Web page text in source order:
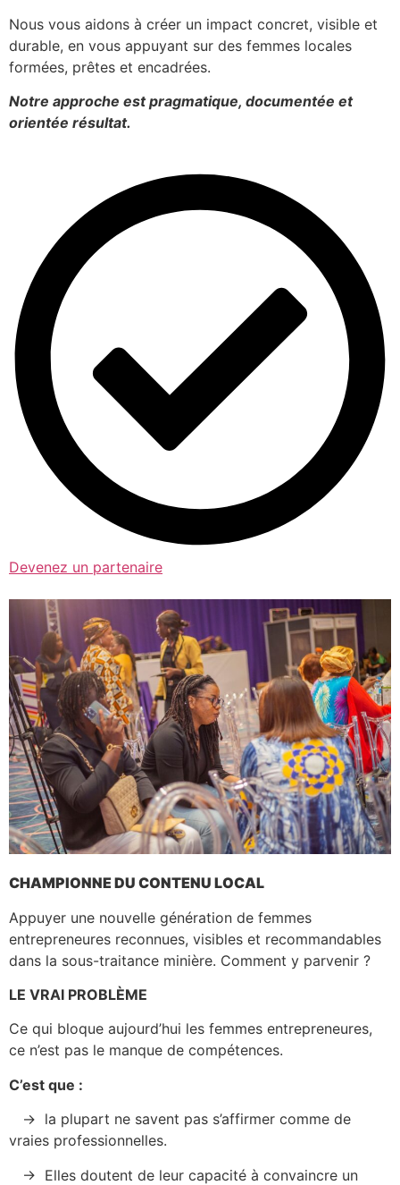
Nous vous aidons à créer un impact concret, visible et
durable, en vous appuyant sur des femmes locales
formées, prêtes et encadrées.
Notre approche est pragmatique, documentée et
orientée résultat.
Devenez un partenaire
CHAMPIONNE DU CONTENU LOCAL
Appuyer une nouvelle génération de femmes
entrepreneures reconnues, visibles et recommandables
dans la sous-traitance minière. Comment y parvenir ?
LE VRAI PROBLÈME
Ce qui bloque aujourd’hui les femmes entrepreneures,
ce n’est pas le manque de compétences.
C’est que :
→ la plupart ne savent pas s’affirmer comme de
vraies professionnelles.
→ Elles doutent de leur capacité à convaincre un